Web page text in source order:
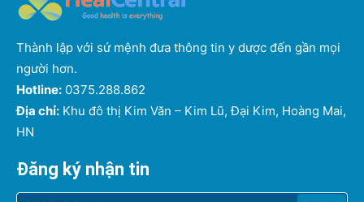
Thành lập với sứ mệnh đưa thông tin y dược đến gần mọi
người hơn.
Hotline: 0375.288.862
Địa chỉ: Khu đô thị Kim Văn – Kim Lũ, Đại Kim, Hoàng Mai,
HN
Đăng ký nhận tin